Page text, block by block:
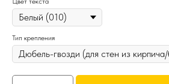
Тип крепления